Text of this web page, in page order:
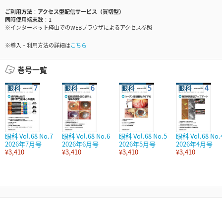
ご利用方法
アクセス型配信サービス（買切型）
同時使用端末数
1
※インターネット経由でのWEBブラウザによるアクセス参照
※導入・利用方法の詳細はこちら
巻号一覧
眼科 Vol.68 No.7
2026年7月号
¥3,410
眼科 Vol.68 No.6
2026年6月号
¥3,410
眼科 Vol.68 No.5
2026年5月号
¥3,410
眼科 Vol.68
2026年4月号
¥3,410